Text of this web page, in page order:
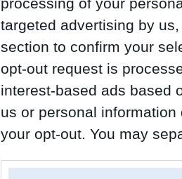
targeted advertising by
section to confirm your
opt-out request is
interest-based ads based
us or personal
your opt-out. You may